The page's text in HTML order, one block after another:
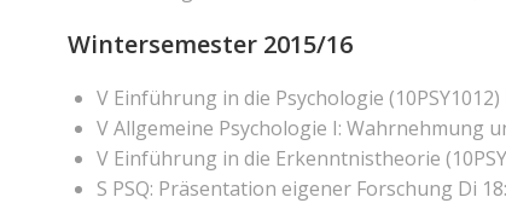
Wintersemester 2015/16
V Einführung in die Psychologie (10PSY1012)
V Allgemeine Psychologie I: Wahrnehmung
V Einführung in die Erkenntnistheorie
S PSQ: Präsentation eigener Forschung Di